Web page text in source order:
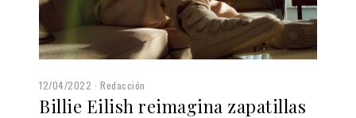
12/04/2022 Redacción
Billie Eilish reimagina zapatillas